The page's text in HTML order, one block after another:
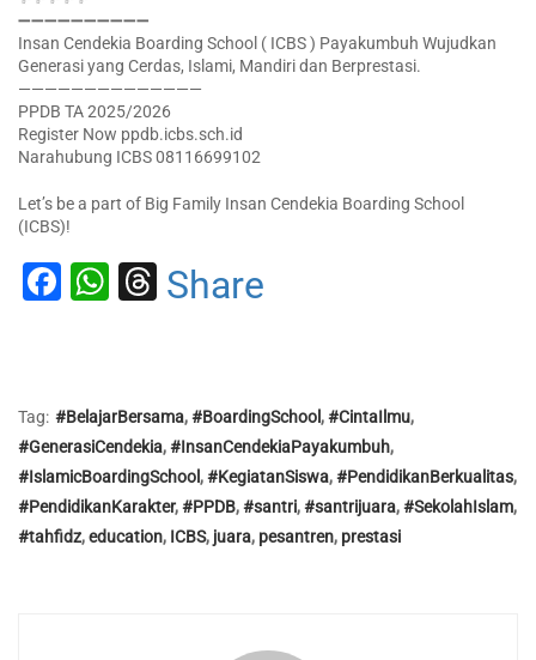
➖➖➖➖➖➖➖➖➖➖
Insan Cendekia Boarding School ( ICBS ) Payakumbuh Wujudkan
Generasi yang Cerdas, Islami, Mandiri dan Berprestasi.
——————————————
PPDB TA 2025/2026
Register Now ppdb.icbs.sch.id
Narahubung ICBS 08116699102
Let’s be a part of Big Family Insan Cendekia Boarding School
(ICBS)!
Facebook
WhatsApp
Threads
Share
Tag: #BelajarBersama,#BoardingSchool ,#CintaIlmu,
#GenerasiCendekia,#InsanCendekiaPayakumbuh,
#IslamicBoardingSchool ,#KegiatanSiswa,#PendidikanBerkualitas,
#PendidikanKarakter,#PPDB,#santri,#santrijuara,#SekolahIslam,
#tahfidz,education, ICBS, juara, pesantren, prestasi